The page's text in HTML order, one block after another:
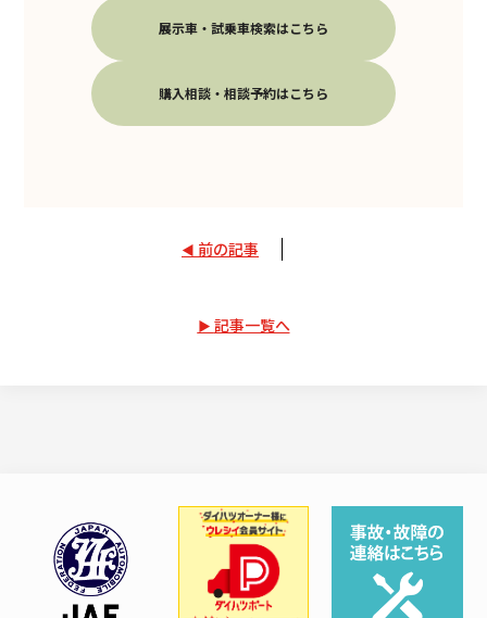
展示車・試乗車検索はこちら
購入相談・相談予約はこちら
前の記事
記事一覧へ